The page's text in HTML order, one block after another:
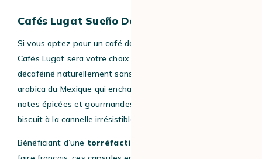
Cafés Lugat Sueño Decaf’
Si vous optez pour un café doux, le
Cafés Lugat sera votre choix de prédilection. Ce café
décaféiné naturellement sans solvant et bio est un
arabica du Mexique qui enchante les amateurs avec ses
notes épicées et gourmandes évoquant le spéculoos, ce
biscuit à la cannelle irrésistible.
Bénéficiant d’une torréfaction moyenne